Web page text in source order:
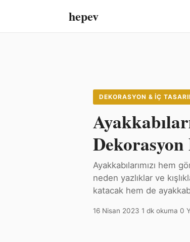
hepev
DEKORASYON & İÇ
Ayakkabılarımızı hem
neden yazlıklar ve
katacak hem de
16 Nisan 2023 1 dk okuma 0